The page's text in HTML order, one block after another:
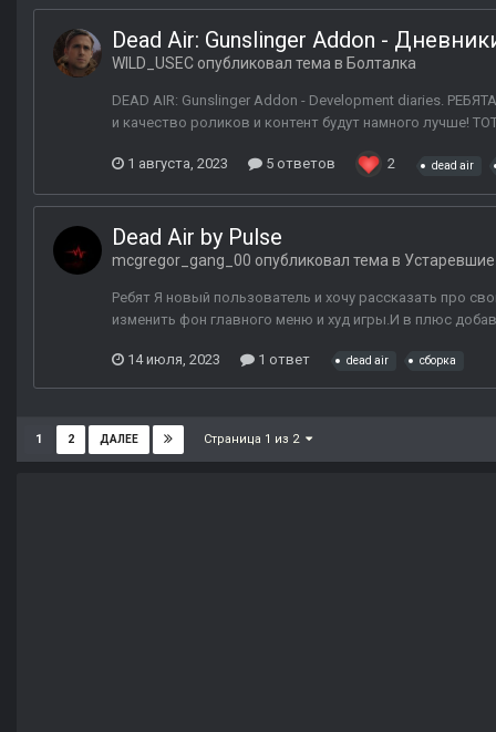
Dead Air: Gunslinger Addon -
WILD_USEC опубликовал тема в Болталка
DEAD AIR: Gunslinger Addon - Development diaries.
и качество роликов и контент будут намного лучше!
1 августа, 2023 5 ответов 2 dead air
Dead Air by Pulse
mcgregor_gang_00 опубликовал тема в
Ребят Я новый пользователь и хочу рассказать про
изменить фон главного меню и худ игры.И в плюс
14 июля, 2023 1 ответ dead air сборка
1 2 ДАЛЕЕ Страница 1 из 2